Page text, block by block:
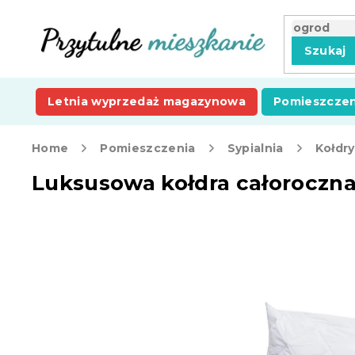
Szukaj
Letnia wyprzedaż magazynowa
Home Pomieszczenia Sypialnia
Luksusowa kołdra